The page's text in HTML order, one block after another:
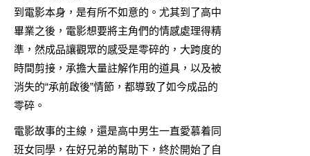
到電影本身，是有所不如意的。尤其到了高中
畢業之後，電影想要將主角們的情感處理得精
準，然成品讓觀眾的感受是零碎的，大跨度的
時間剪接，承擔大量註解作用的道具，以及被
消失的“承前啟後”情節，都導致了如今成品的
零碎。
電影故事的主線，還是高中男生一直愛慕着同
班女同學，在好兄弟的幫助下，終於開始了自